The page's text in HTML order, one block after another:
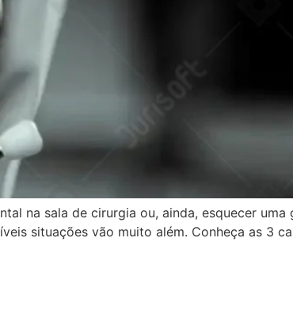
na sala de cirurgia ou, ainda, esquecer
situações vão muito além. Conheça as 3